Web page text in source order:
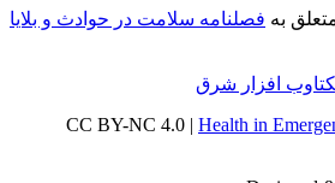
بهفصلنامه سلامت در حوادث و بلایا
افزار شرق
Health in